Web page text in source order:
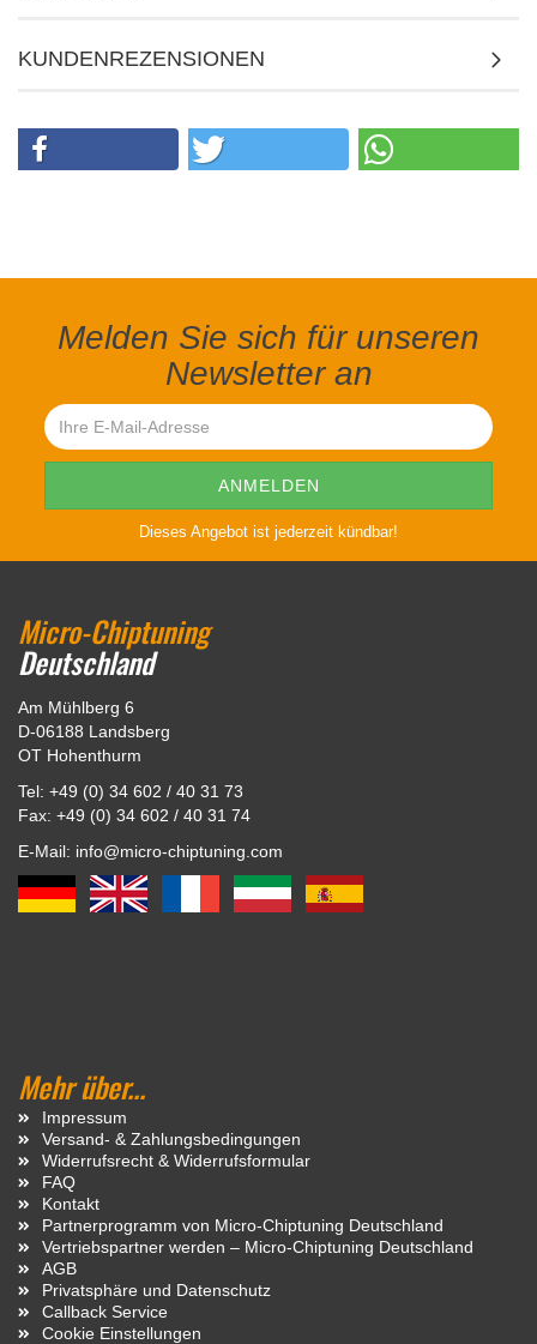
KUNDENREZENSIONEN
Melden Sie sich für unseren
Newsletter an
Dieses Angebot ist jederzeit kündbar!
Micro-Chiptuning
Deutschland
Am Mühlberg 6
D-06188 Landsberg
OT Hohenthurm
Tel: +49 (0) 34 602 / 40 31 73
Fax: +49 (0) 34 602 / 40 31 74
E-Mail: info@micro-chiptuning.com
Mehr über...
Impressum
Versand- & Zahlungsbedingungen
Widerrufsrecht & Widerrufsformular
FAQ
Kontakt
Partnerprogramm von Micro-Chiptuning Deutschland
Vertriebspartner werden – Micro-Chiptuning Deutschland
AGB
Privatsphäre und Datenschutz
Callback Service
Cookie Einstellungen